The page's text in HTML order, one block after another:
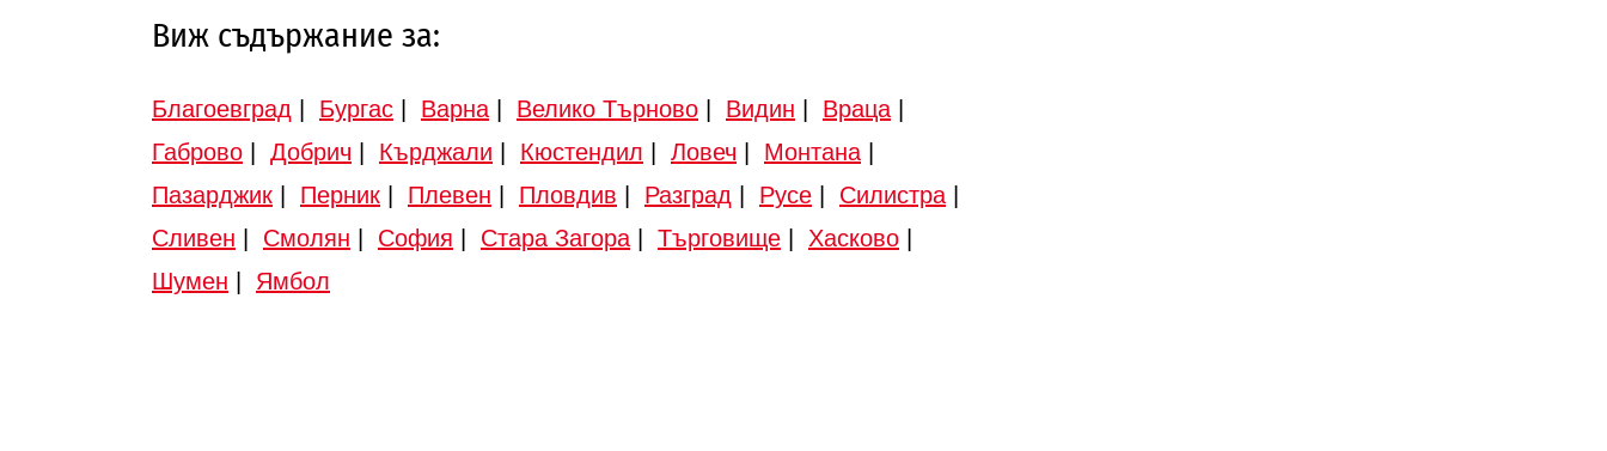
Виж съдържание за:
Благоевград Бургас Варна Велико Търново Видин Враца
Габрово
Добрич Кърджали Кюстендил Ловеч Монтана
Пазарджик
Перник Плевен Пловдив Разград Русе Силистра
Сливен
Смолян София Стара Загора Търговище Хасково
Шумен
Ямбол